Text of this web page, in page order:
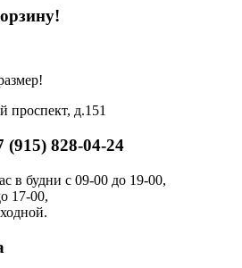
проспект, д.151
(915) 828-04-24
в будни с 09-00 до 19-00,
17-00,